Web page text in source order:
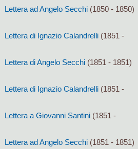
Lettera ad Angelo Secchi (1850 - 1850)
Lettera di Ignazio Calandrelli (1851 -
Lettera di Angelo Secchi (1851 - 1851)
Lettera di Ignazio Calandrelli (1851 -
Lettera a Giovanni Santini (1851 -
Lettera ad Angelo Secchi (1851 - 1851)